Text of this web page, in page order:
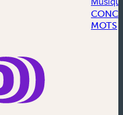
MOTS